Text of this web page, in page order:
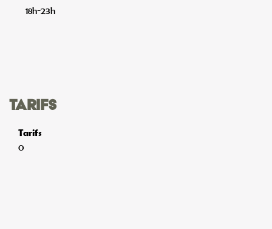
18h-23h
Tarifs
Tarifs
0